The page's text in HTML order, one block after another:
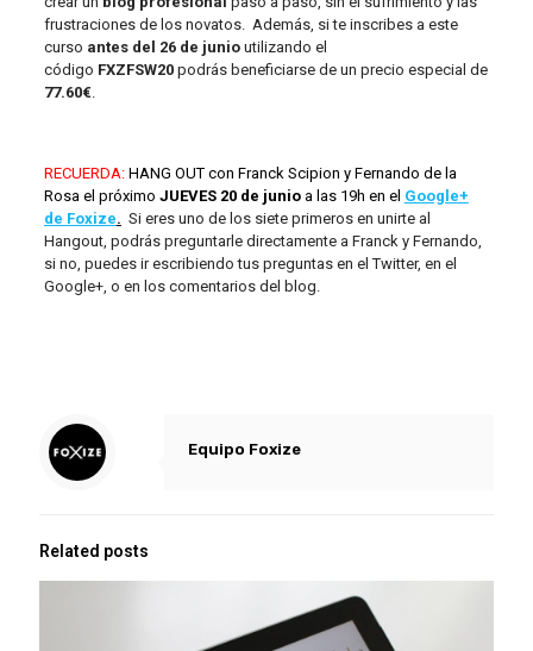
frustraciones de los novatos. Además, si te inscribes a este
curso antes del 26 de junioutilizando el
código FXZFSW20 podrás beneficiarse de un precio especial de
77.60€.
RECUERDA:HANG OUT con Franck Scipion y Fernando de la
Rosa el próximo JUEVES 20 de junioa las 19h en el Google+
de Foxize. Si eres uno de los siete primeros en unirte al
Hangout, podrás preguntarle directamente a Franck y Fernando,
si no, puedes ir escribiendo tus preguntas en el Twitter, en el
Google+, o en los comentarios del blog.
Equipo Foxize
Related posts